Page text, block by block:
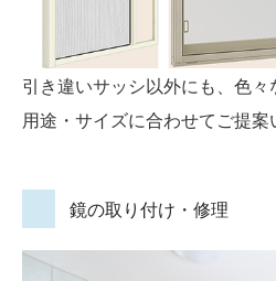
引き違いサッシ以外にも、色々
用途・サイズに合わせてご提案
鏡の取り付け・修理